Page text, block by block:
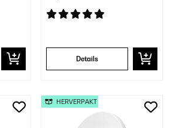
Details
HERVERPAKT